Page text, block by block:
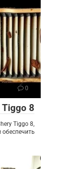
0
8
Tiggo 8,